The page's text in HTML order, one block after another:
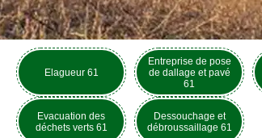
Elagueur 61
Entreprise de pose
de dallage et pavé
61
Evacuation des
déchets verts 61
Dessouchage et
débroussaillage 61